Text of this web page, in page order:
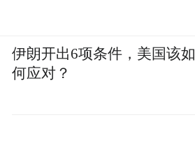
伊朗开出6项条件，美国该如
何应对？